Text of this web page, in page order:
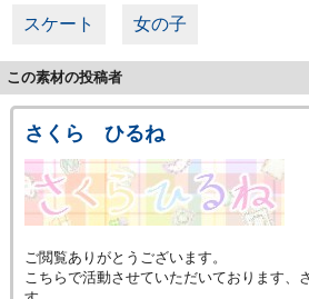
スケート 女の子
この素材の投稿者
さくら ひるね
ご閲覧ありがとうございます。
こちらで活動させていただいております、